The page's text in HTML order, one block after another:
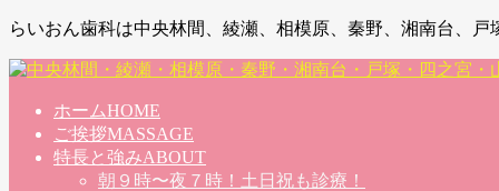
らいおん歯科は中央林間、綾瀬、相模原、秦野、湘南台、戸
ホームHOME
ご挨拶MASSAGE
特長と強みABOUT
朝９時〜夜７時！土日祝も診療！